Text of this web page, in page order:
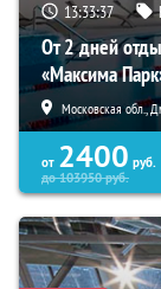
13:33:35
От 2 дней
«Максима
Московская обл.,
от 2400 руб.
до103950руб.